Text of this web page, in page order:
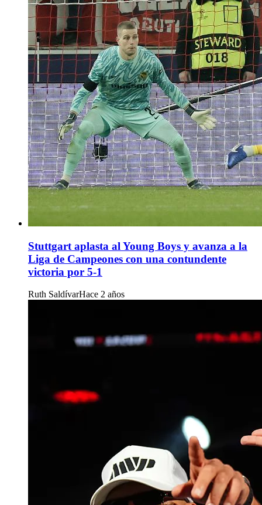
Stuttgart aplasta al Young Boys y avanza a la
Liga de Campeones con una contundente
victoria por 5-1
Ruth SaldívarHace 2 años